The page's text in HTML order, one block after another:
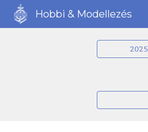
Hobbi & Modellezés
2025